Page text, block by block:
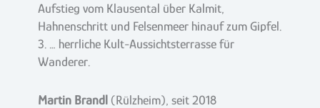
Aufstieg vom Klausental über Kalmit,
Hahnenschritt und Felsenmeer hinauf zum Gipfel.
3. … herrliche Kult-Aussichtsterrasse für
Wanderer.
Martin Brandl (Rülzheim), seit 2018